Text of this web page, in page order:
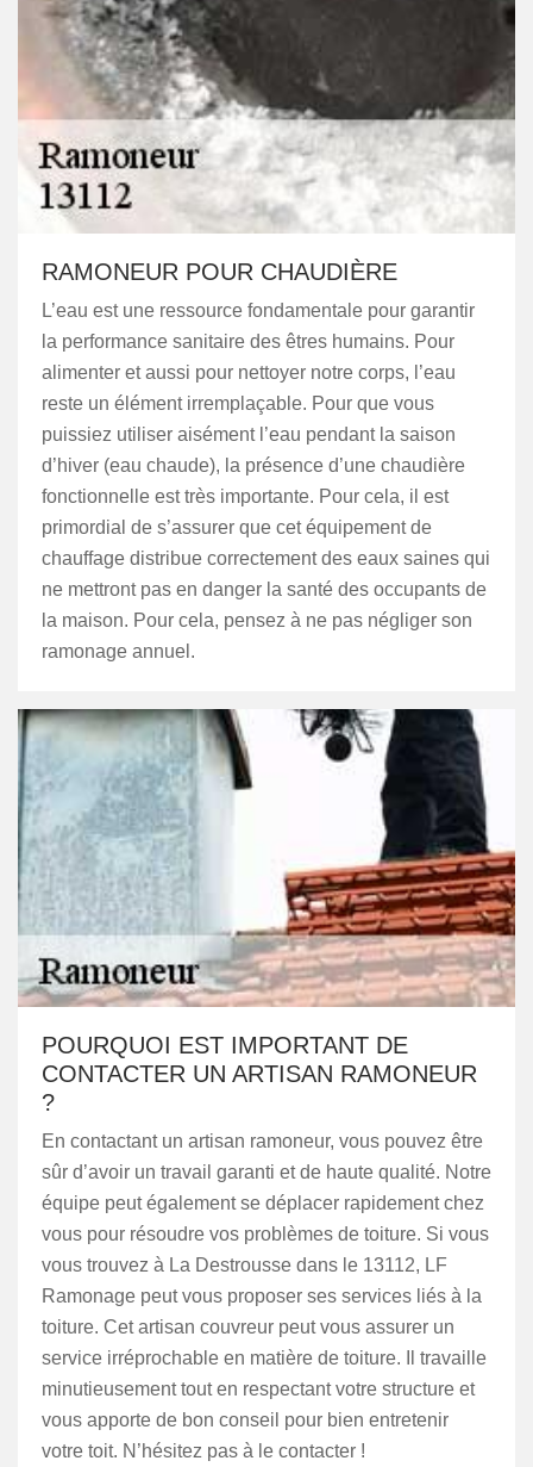
RAMONEUR POUR CHAUDIÈRE
L’eau est une ressource fondamentale pour garantir
la performance sanitaire des êtres humains. Pour
alimenter et aussi pour nettoyer notre corps, l’eau
reste un élément irremplaçable. Pour que vous
puissiez utiliser aisément l’eau pendant la saison
d’hiver (eau chaude), la présence d’une chaudière
fonctionnelle est très importante. Pour cela, il est
primordial de s’assurer que cet équipement de
chauffage distribue correctement des eaux saines qui
ne mettront pas en danger la santé des occupants de
la maison. Pour cela, pensez à ne pas négliger son
ramonage annuel.
POURQUOI EST IMPORTANT DE
CONTACTER UN ARTISAN RAMONEUR
?
En contactant un artisan ramoneur, vous pouvez être
sûr d’avoir un travail garanti et de haute qualité. Notre
équipe peut également se déplacer rapidement chez
vous pour résoudre vos problèmes de toiture. Si vous
vous trouvez à La Destrousse dans le 13112, LF
Ramonage peut vous proposer ses services liés à la
toiture. Cet artisan couvreur peut vous assurer un
service irréprochable en matière de toiture. Il travaille
minutieusement tout en respectant votre structure et
vous apporte de bon conseil pour bien entretenir
votre toit. N’hésitez pas à le contacter !